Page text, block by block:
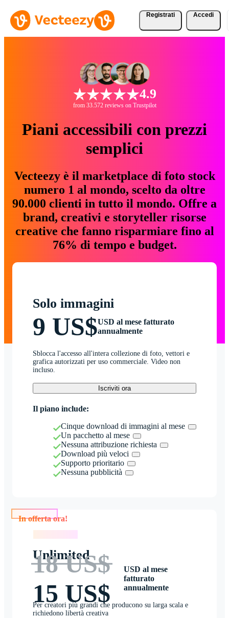
Registrati Accedi
4.9
from 33.572 reviews on Trustpilot
Piani accessibili con prezzi
semplici
Vecteezy è il marketplace di foto stock
numero 1 al mondo, scelto da oltre
90.000 clienti in tutto il mondo. Offre a
brand, creativi e storyteller risorse
creative che fanno risparmiare fino al
76% di tempo e budget.
Solo immagini
9 US$USD al mese fatturato
annualmente
Sblocca l'accesso all'intera collezione di foto, vettori e
grafica autorizzati per uso commerciale. Video non
incluso.
Iscriviti ora
Il piano include:
Cinque download di immagini al mese
Un pacchetto al mese
Nessuna attribuzione richiesta
Download più veloci
Supporto prioritario
Nessuna pubblicità
Unlimited
18 US$
15 US$
USD al mese
fatturato
annualmente
Per creatori più grandi che producono su larga scala e
richiedono libertà creativa